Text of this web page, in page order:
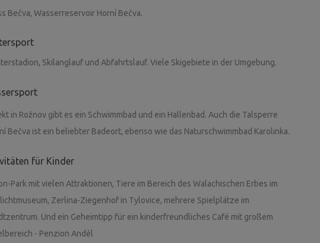
Bečva, Wasserreservoir Horní Bečva.
Skilanglauf und Abfahrtslauf. Viele Skigebiete in der Umgebung.
in Rožnov gibt es ein Schwimmbad und ein Hallenbad. Auch die Talsperre
Bečva ist ein beliebter Badeort, ebenso wie das Naturschwimmbad Karolinka.
für Kinder
Park mit vielen Attraktionen, Tiere im Bereich des Walachischen Erbes im
Zerlina-Ziegenhof in Tylovice, mehrere Spielplätze im
Und ein Geheimtipp für ein kinderfreundliches Café mit großem
- Penzion Anděl